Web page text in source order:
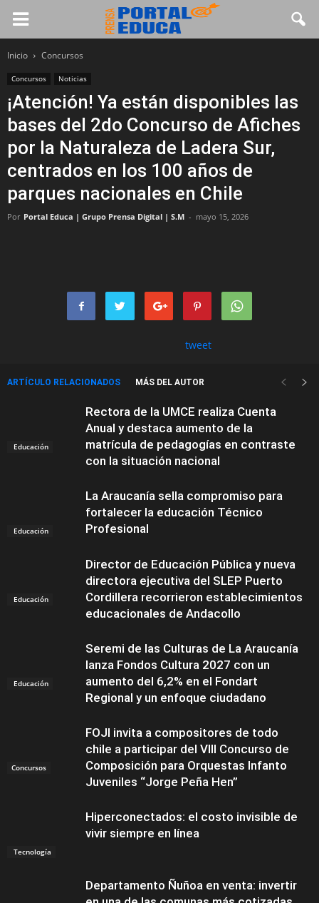
Inicio Concursos
Concursos Noticias
¡Atención! Ya están disponibles las
bases del 2do Concurso de Afiches
por la Naturaleza de Ladera Sur,
centrados en los 100 años de
parques nacionales en Chile
Por Portal Educa | Grupo Prensa Digital | S.M - mayo 15, 2026
tweet
ARTÍCULO RELACIONADOS MÁS DEL AUTOR
Educación
Rectora de la UMCE realiza Cuenta
Anual y destaca aumento de la
matrícula de pedagogías en contraste
con la situación nacional
Educación
La Araucanía sella compromiso para
fortalecer la educación Técnico
Profesional
Educación
Director de Educación Pública y nueva
directora ejecutiva del SLEP Puerto
Cordillera recorrieron establecimientos
educacionales de Andacollo
Educación
Seremi de las Culturas de La Araucanía
lanza Fondos Cultura 2027 con un
aumento del 6,2% en el Fondart
Regional y un enfoque ciudadano
Concursos
FOJI invita a compositores de todo
chile a participar del VIII Concurso de
Composición para Orquestas Infanto
Juveniles “Jorge Peña Hen”
Tecnología
Hiperconectados: el costo invisible de
vivir siempre en línea
Departamento Ñuñoa en venta: invertir